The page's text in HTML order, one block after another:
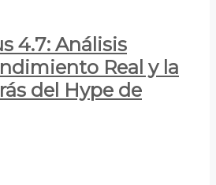
4.7: Análisis
Real y la
del Hype de